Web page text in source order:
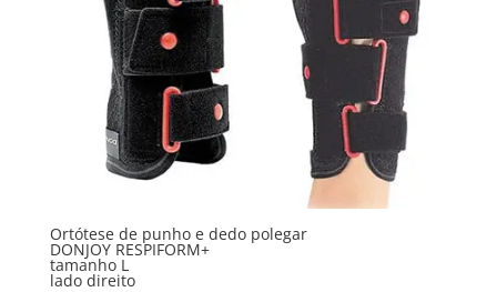
Ortótese de punho e dedo polegar
DONJOY RESPIFORM+
tamanho L
lado direito